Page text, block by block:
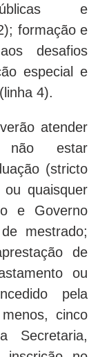
e
formação e
desafios
especial e
4).
atender
não estar
(stricto
quaisquer
e Governo
mestrado;
de
ou
pela
cinco
Secretaria,